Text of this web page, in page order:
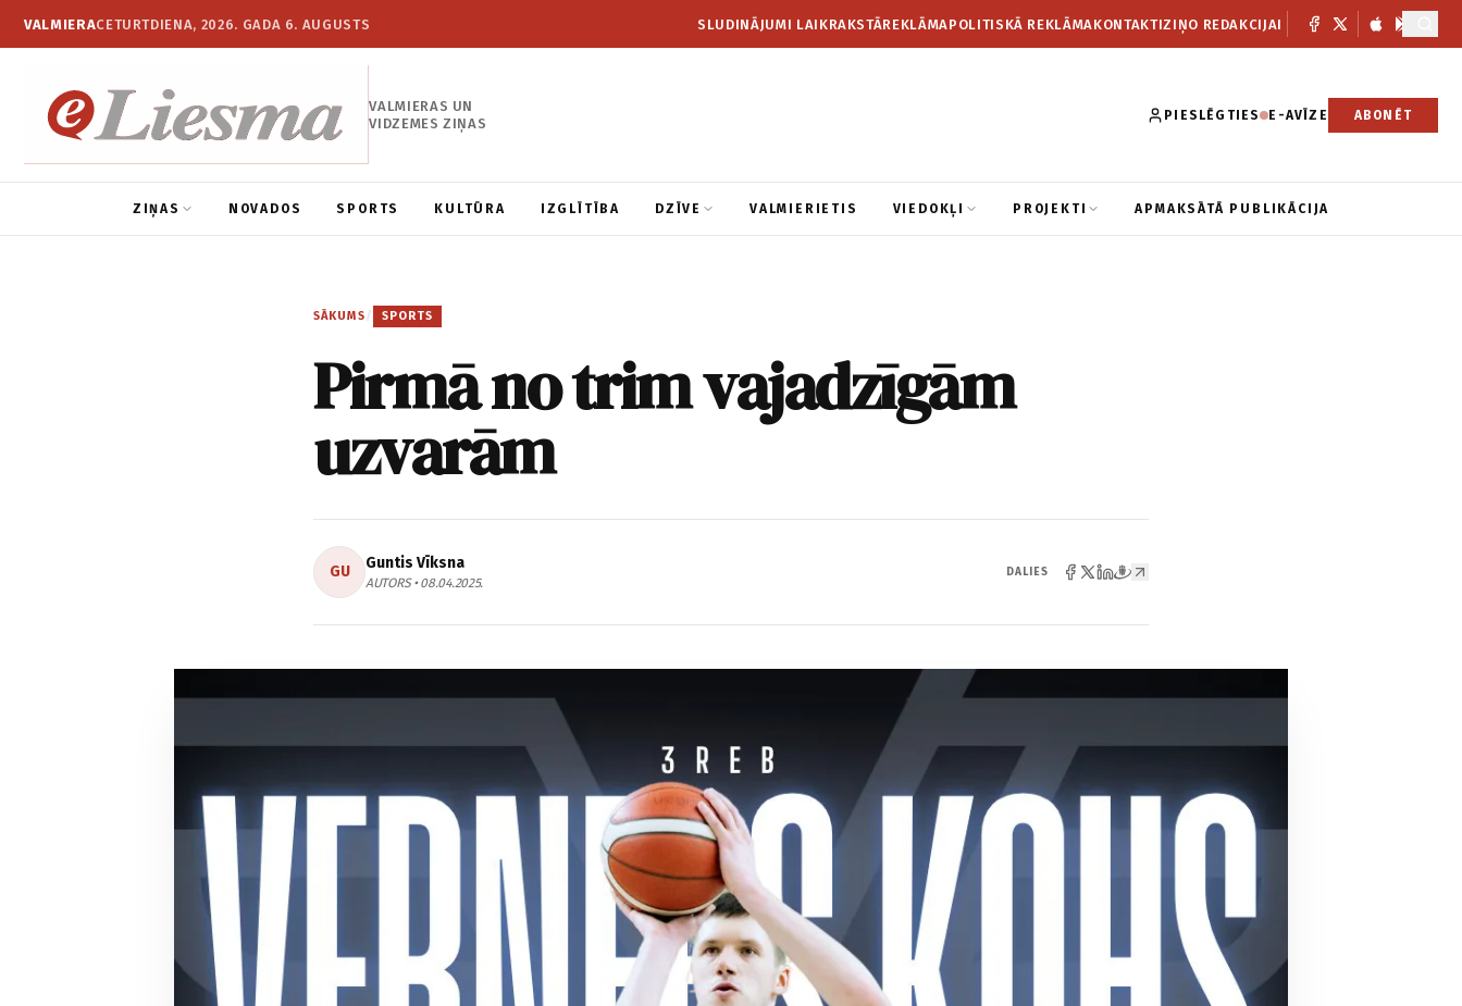
VALMIERACETURTDIENA, 2026. GADA 6. AUGUSTS SLUDINĀJUMI LAIKRAKSTĀREKLĀMAPOLITISKĀ REKLĀMAKONTAKTIZIŅO REDAKCIJAI
VALMIERAS UN
VIDZEMES ZIŅAS
PIESLĒGTIES E-AVĪZE ABONĒT
ZIŅAS NOVADOS SPORTS KULTŪRA IZGLĪTĪBA DZĪVE VALMIERIETIS VIEDOKĻI PROJEKTI APMAKSĀTĀ PUBLIKĀCIJA
SĀKUMS / SPORTS
Pirmā no trim vajadzīgām
uzvarām
GU Guntis Vīksna
AUTORS • 08.04.2025.
DALIES